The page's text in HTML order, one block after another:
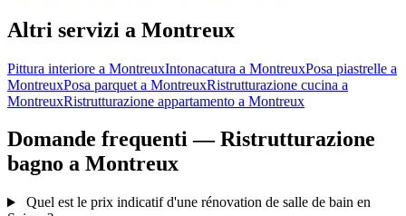
Altri servizi a Montreux
Pittura interiore a MontreuxIntonacatura a MontreuxPosa piastrelle a
MontreuxPosa parquet a MontreuxRistrutturazione cucina a
MontreuxRistrutturazione appartamento a Montreux
Domande frequenti — Ristrutturazione
bagno a Montreux
Quel est le prix indicatif d'une rénovation de salle de bain en